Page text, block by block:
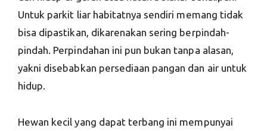
Untuk parkit liar habitatnya sendiri memang tidak
bisa dipastikan, dikarenakan sering berpindah-
pindah. Perpindahan ini pun bukan tanpa alasan,
yakni disebabkan persediaan pangan dan air untuk
hidup.
Hewan kecil yang dapat terbang ini mempunyai